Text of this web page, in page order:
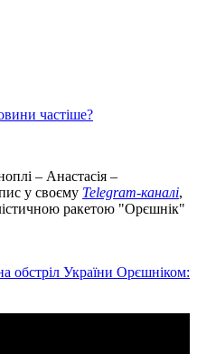
частіше?
– Анастасія –
у своєму Telegram-каналі,
ракетою "Орєшнік"
обстріл України Орєшніком: